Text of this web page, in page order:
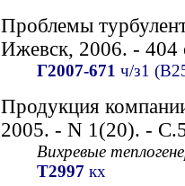
Проблемы
Ижевск, 2006. - 404
Г2007-671 ч/з1
Продукция
2005. - N 1(20). -
Вихревые
Т2997 кх